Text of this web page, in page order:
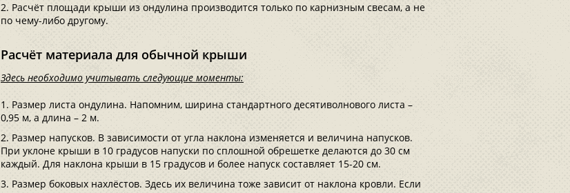
Расчёт площади крыши из ондулина производится только по карнизным свесам, а не
по чему-либо другому.
Расчёт материала для обычной крыши
Здесь необходимо учитывать следующие моменты:
Размер листа ондулина. Напомним, ширина стандартного десятиволнового листа –
0,95 м, а длина – 2 м.
Размер напусков. В зависимости от угла наклона изменяется и величина напусков.
При уклоне крыши в 10 градусов напуски по сплошной обрешетке делаются до 30 см
каждый. Для наклона крыши в 15 градусов и более напуск составляет 15-20 см.
Размер боковых нахлёстов. Здесь их величина тоже зависит от наклона кровли. Если